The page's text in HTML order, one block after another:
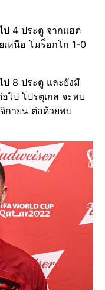
ป 4 ประตู จากแฮต
เหนือ โมร็อกโก 1-0
8 ประตู และยังมี
ไป โปรตุเกส จะพบ
กายน ต่อด้วยพบ